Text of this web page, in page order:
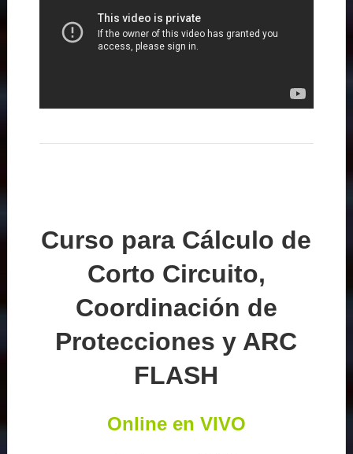
Curso para Cálculo de
Corto Circuito,
Coordinación de
Protecciones y ARC
FLASH
Online en VIVO